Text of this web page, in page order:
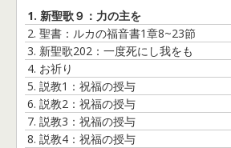
プ
レ
ー
ヤ
ー
1. 新聖歌９：力の主を
2. 聖書：ルカの福音書1章8~23節
3. 新聖歌202：一度死にし我をも
4. お祈り
5. 説教1：祝福の授与
6. 説教2：祝福の授与
7. 説教3：祝福の授与
8. 説教4：祝福の授与